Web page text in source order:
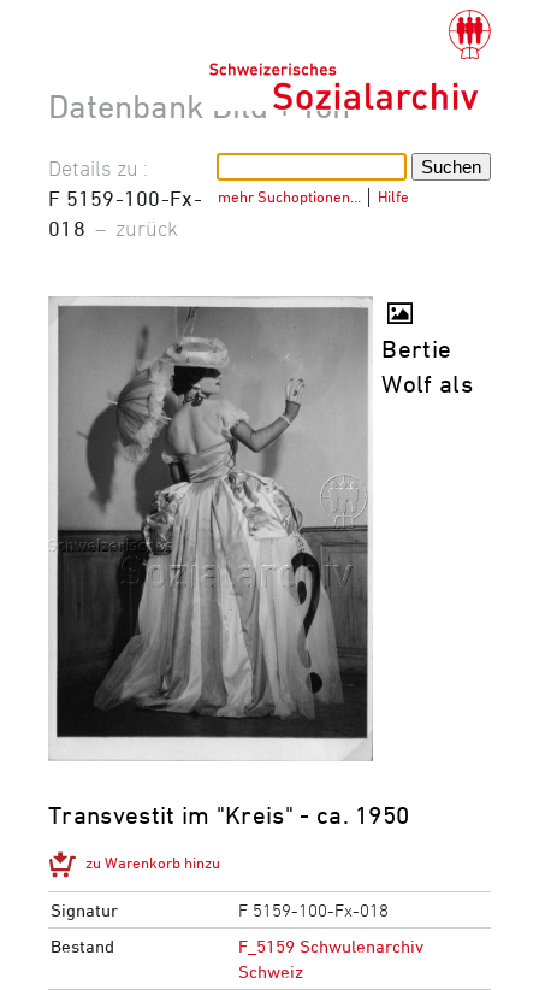
Datenbank Bild + Ton
mehr Suchoptionen… Hilfe
Details zu :
F 5159-100-Fx-
018 – zurück
Bertie
Wolf als
Transvestit im "Kreis" - ca. 1950
zu Warenkorb hinzu
Signatur
F 5159-100-Fx-018
Bestand
F_5159 Schwulenarchiv
Schweiz